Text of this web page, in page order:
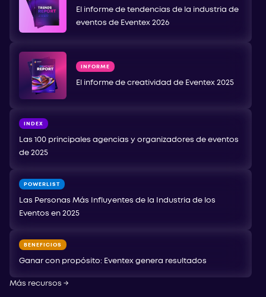
El informe de tendencias de la industria de
eventos de Eventex 2026
INFORME
El informe de creatividad de Eventex 2025
INDEX
Las 100 principales agencias y organizadores de eventos
de 2025
POWERLIST
Las Personas Más Influyentes de la Industria de los
Eventos en 2025
BENEFICIOS
Ganar con propósito: Eventex genera resultados
Más recursos →